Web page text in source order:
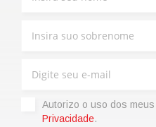
Autorizo ​​o uso dos
Privacidade.